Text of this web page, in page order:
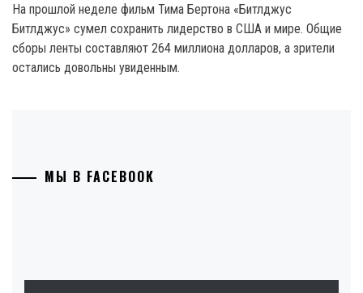
На прошлой неделе фильм Тима Бертона «Битлджус
Битлджус» сумел сохранить лидерство в США и мире. Общие
сборы ленты составляют 264 миллиона долларов, а зрители
остались довольны увиденным.
МЫ В FACEBOOK